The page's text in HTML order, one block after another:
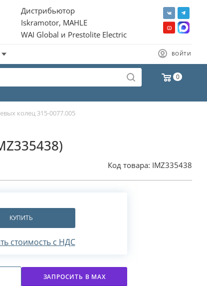
Дистрибьютор
Iskramotor, MAHLE
WAI Global и Prestolite Electric
ВОЙТИ
0
колец 315-0077.005
Код товара: IMZ335438
КУПИТЬ
стоимость с НДС
ЗАПРОСИТЬ В МАХ